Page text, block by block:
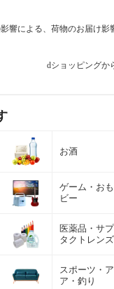
響による、荷物のお届け影
dショッピングか
お酒
ゲーム・お
ビー
医薬品・サ
タクトレンズ
スポーツ・
ア・釣り